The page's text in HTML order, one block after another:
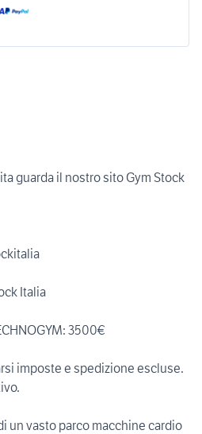
guarda il nostro sito Gym Stock
Italia
3500€
imposte e spedizione escluse.
un vasto parco macchine cardio